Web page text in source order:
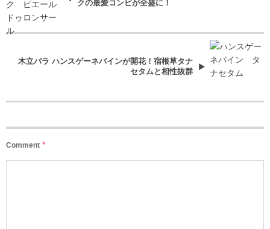
クの最愛コンビが全盛に！
木立バラ ハンスゲーネバインが開花！宿根草タナ
セタムと相性抜群
Comment *